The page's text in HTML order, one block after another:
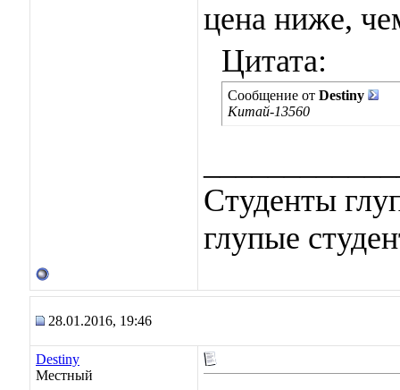
цена ниже,
Цитата:
Сообщение от Destiny
Китай-13560
Студенты
глупые
28.01.2016, 19:46
Destiny
Местный